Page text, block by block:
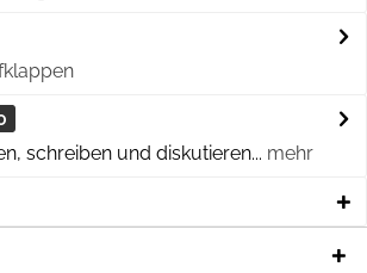
schreiben und diskutieren... mehr